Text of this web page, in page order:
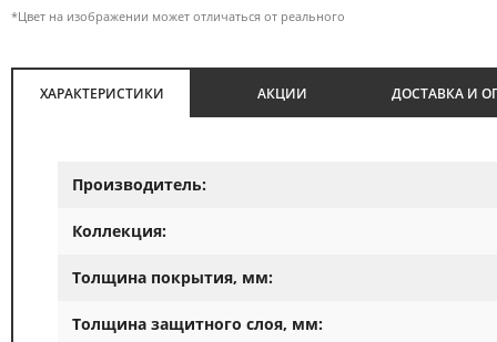
*Цвет на изображении может отличаться от реального
ХАРАКТЕРИСТИКИ АКЦИИ ДОСТАВКА И
Производитель:
Коллекция:
Толщина покрытия, мм:
Толщина защитного слоя, мм: